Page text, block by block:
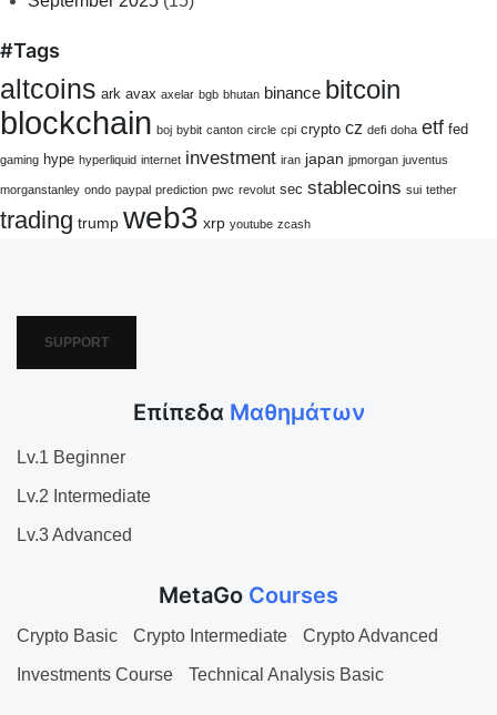
#Tags
altcoins ark avax axelar bgb bhutan binance bitcoin
blockchain boj bybit canton circle cpi crypto cz defi doha etf fed
gaming hype hyperliquid internet investment iran japan jpmorgan juventus
morganstanley ondo paypal prediction pwc revolut sec stablecoins sui tether
trading trump web3 xrp youtube zcash
SUPPORT
Επίπεδα Μαθημάτων
Lv.1 Beginner
Lv.2 Intermediate
Lv.3 Advanced
MetaGo Courses
Crypto Basic Crypto Intermediate Crypto Advanced
Investments Course Technical Analysis Basic